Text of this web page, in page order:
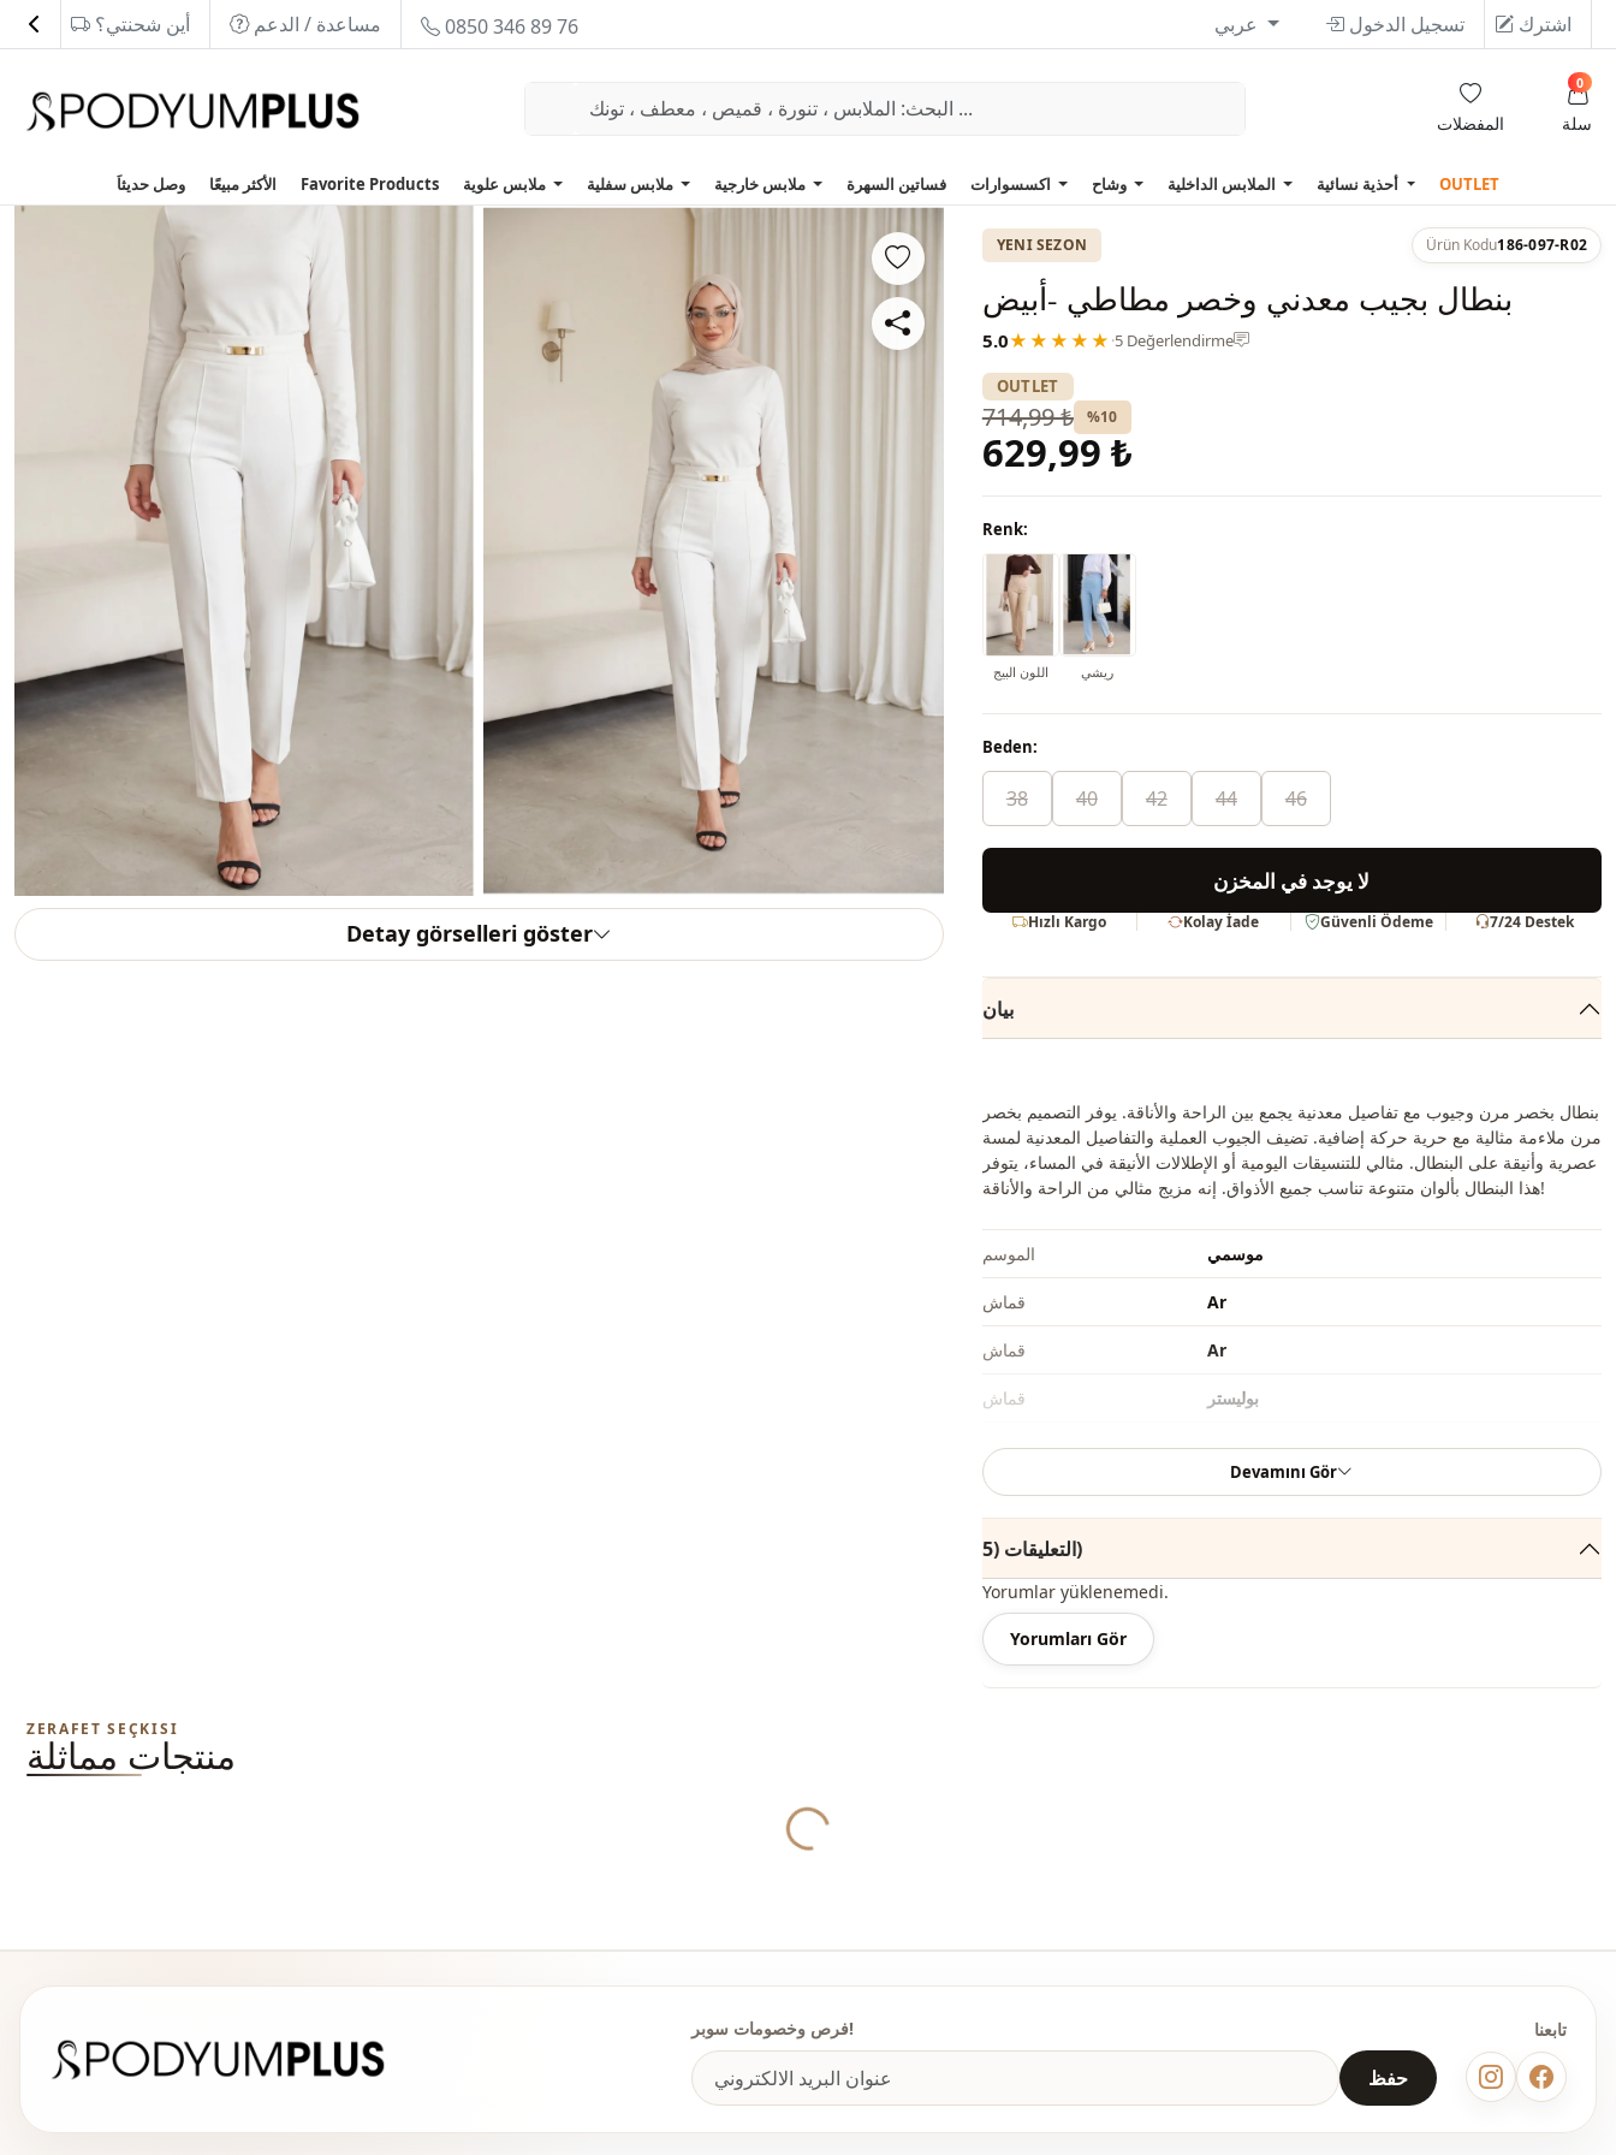
أين شحنتي؟ مساعدة / الدعم 0850 346 89 76 تسجيل الدخول اشترك
المفضلات سلة
0
وصل حديثاَ الأكثر مبيعًا Favorite Products ملابس علوية ملابس سفلية ملابس خارجية فساتين السهرة OUTLET
Detay görselleri göster
YENI SEZON Ürün Kodu186-097-R02
بنطال بجيب معدني وخصر مطاطي -أبيض
5.0★★★★★ ·5 Değerlendirme
OUTLET
714,99 ₺ %10
629,99 ₺
Renk:
اللون البيج ريشي
Beden:
38 40 42 44 46
لا يوجد في المخزن
Hızlı Kargo Kolay İade Güvenli Ödeme 7/24 Destek
بيان
بنطال بخصر مرن وجيوب مع تفاصيل معدنية يجمع بين الراحة والأناقة. يوفر التصميم بخصر
مرن ملاءمة مثالية مع حرية حركة إضافية. تضيف الجيوب العملية والتفاصيل المعدنية لمسة
عصرية وأنيقة على البنطال. مثالي للتنسيقات اليومية أو الإطلالات الأنيقة في المساء، يتوفر
هذا البنطال بألوان متنوعة تناسب جميع الأذواق. إنه مزيج مثالي من الراحة والأناقة!
الموسم موسمي
قماش Ar
قماش Ar
قماش بوليستر
الفئة بنطال
الأناقة كاجوال
نوع النسيج
السماكة
القالب
كاحل كاحل متناسق
Devamını Gör
التعليقات (5)
Yorumlar yüklenemedi.
Yorumları Gör
ZERAFET SEÇKISI
منتجات مماثلة
Yukleniyor...
فرص وخصومات سوبر!
حفظ
تابعنا